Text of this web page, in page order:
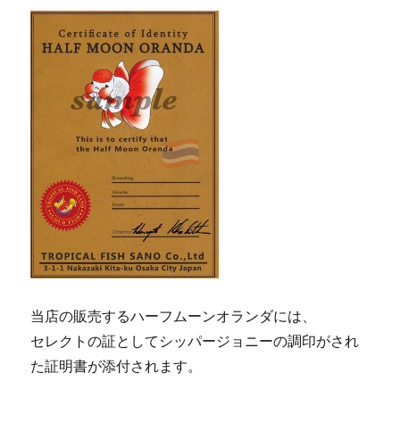
当店の販売するハーフムーンオランダには、
セレクトの証としてシッパージョニーの調印がされ
た証明書が添付されます。